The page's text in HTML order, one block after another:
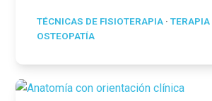
TÉCNICAS DE FISIOTERAPIA ·
OSTEOPATÍA